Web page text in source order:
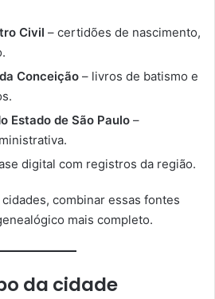
Civil – certidões de nascimento,
Conceição – livros de batismo e
Estado de São Paulo –
digital com registros da região.
combinar essas fontes
mais completo.
da cidade